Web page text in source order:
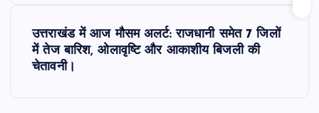
उत्तराखंड में आज मौसम अलर्ट: राजधानी समेत 7 जिलों
में तेज बारिश, ओलावृष्टि और आकाशीय बिजली की
चेतावनी।